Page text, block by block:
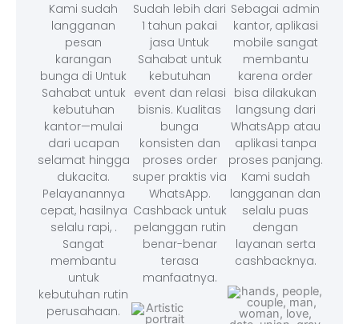
Kami sudah
langganan
pesan
karangan
bunga di Untuk
Sahabat untuk
kebutuhan
kantor—mulai
dari ucapan
selamat hingga
dukacita.
Pelayanannya
cepat, hasilnya
selalu rapi, .
Sangat
membantu
untuk
kebutuhan rutin
perusahaan.
Sudah lebih dari
1 tahun pakai
jasa Untuk
Sahabat untuk
kebutuhan
event dan relasi
bisnis. Kualitas
bunga
konsisten dan
proses order
super praktis via
WhatsApp.
Cashback untuk
pelanggan rutin
benar-benar
terasa
manfaatnya.
Sebagai admin
kantor, aplikasi
mobile sangat
membantu
karena order
bisa dilakukan
langsung dari
WhatsApp atau
aplikasi tanpa
proses panjang.
Kami sudah
langganan dan
selalu puas
dengan
layanan serta
cashbacknya.